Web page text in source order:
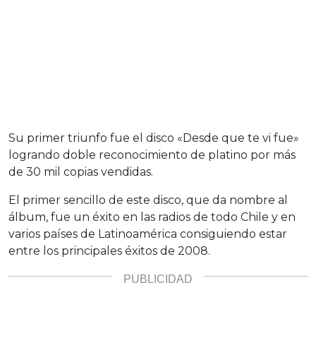
Su primer triunfo fue el disco «Desde que te vi fue»
logrando doble reconocimiento de platino por más
de 30 mil copias vendidas.
El primer sencillo de este disco, que da nombre al
álbum, fue un éxito en las radios de todo Chile y en
varios países de Latinoamérica consiguiendo estar
entre los principales éxitos de 2008.